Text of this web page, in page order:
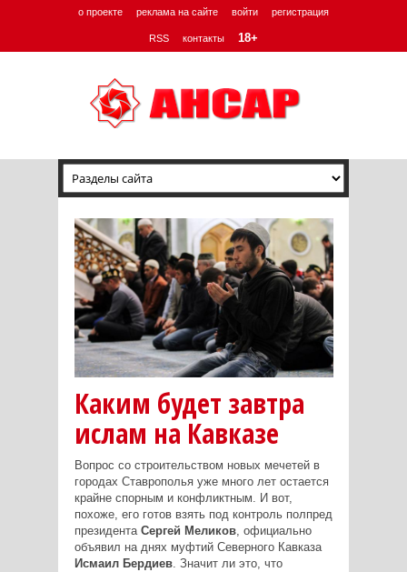
о проекте реклама на сайте войти регистрация
RSS контакты 18+
Каким будет завтра
ислам на Кавказе
Вопрос со строительством новых мечетей в
городах Ставрополья уже много лет остается
крайне спорным и конфликтным. И вот,
похоже, его готов взять под контроль полпред
президента Сергей Меликов, официально
объявил на днях муфтий Северного Кавказа
Исмаил Бердиев. Значит ли это, что